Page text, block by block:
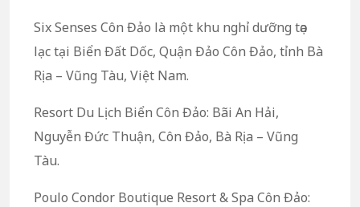
Six Senses Côn Đảo là một khu nghỉ dưỡng tọa
lạc tại Biển Đất Dốc, Quận Đảo Côn Đảo, tỉnh Bà
Rịa – Vũng Tàu, Việt Nam.
Resort Du Lịch Biển Côn Đảo: Bãi An Hải,
Nguyễn Đức Thuận, Côn Đảo, Bà Rịa – Vũng
Tàu.
Poulo Condor Boutique Resort & Spa Côn Đảo: